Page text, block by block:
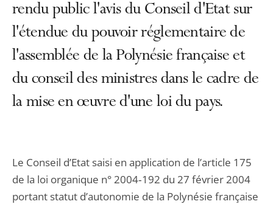
rendu public l'avis du Conseil d'Etat sur
l'étendue du pouvoir réglementaire de
l'assemblée de la Polynésie française et
du conseil des ministres dans le cadre de
la mise en œuvre d'une loi du pays.
Le Conseil d’Etat saisi en application de l’article 175
de la loi organique n° 2004‑192 du 27 février 2004
portant statut d’autonomie de la Polynésie française